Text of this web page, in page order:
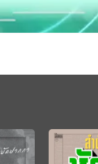
อีกล่ะนอกจาก ญ
นหวานเหมือนเคย